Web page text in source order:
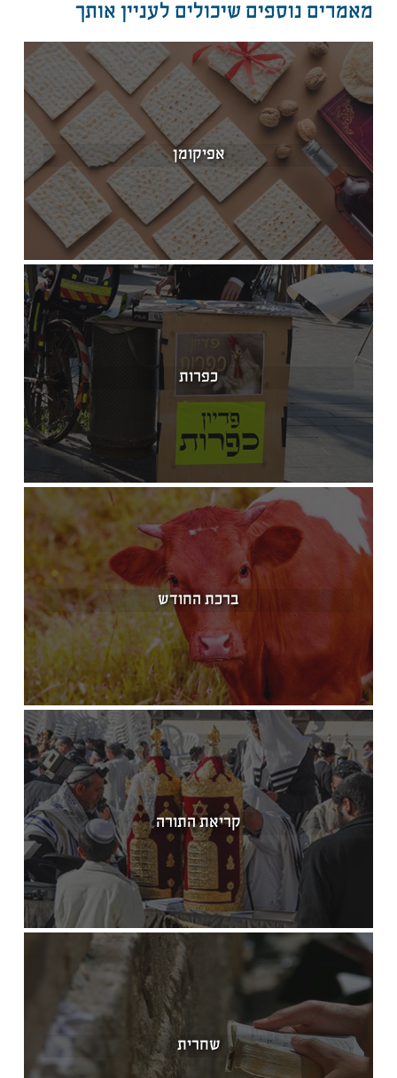
מאמרים נוספים שיכולים לעניין אותך
אפיקומן
כפרות
ברכת החודש
קריאת התורה
שחרית